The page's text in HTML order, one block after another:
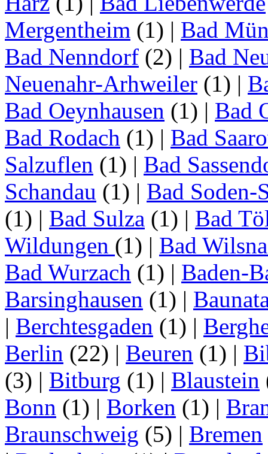
Mergentheim (1) | Bad
Bad Nenndorf (2) | Bad
Neuenahr-Arhweiler (1) |
Bad Oeynhausen (1) | Bad
Bad Rodach (1) | Bad
Salzuflen (1) | Bad
Schandau (1) | Bad Soden-
(1) | Bad Sulza (1) | Bad
Wildungen (1) | Bad
Bad Wurzach (1) | Baden-
Barsinghausen (1) |
| Berchtesgaden (1) |
Berlin (22) | Beuren (1) |
(3) | Bitburg (1) | Blaustein
Bonn (1) | Borken (1) |
Braunschweig (5) | Bremen